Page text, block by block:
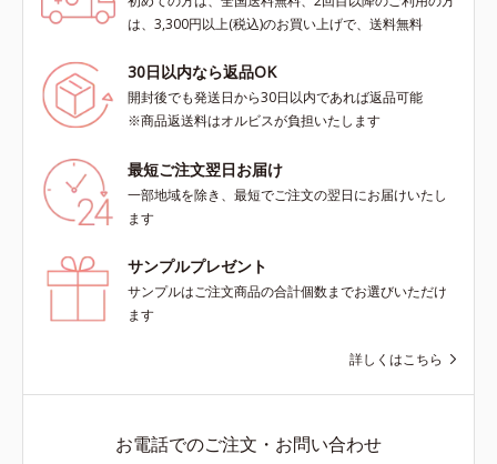
は、3,300円以上(税込)のお買い上げで、送料無料
30日以内なら返品OK
開封後でも発送日から30日以内であれば返品可能
※商品返送料はオルビスが負担いたします
最短ご注文翌日お届け
一部地域を除き、最短でご注文の翌日にお届けいたし
ます
サンプルプレゼント
サンプルはご注文商品の合計個数までお選びいただけ
ます
詳しくはこちら
お電話でのご注文・お問い合わせ